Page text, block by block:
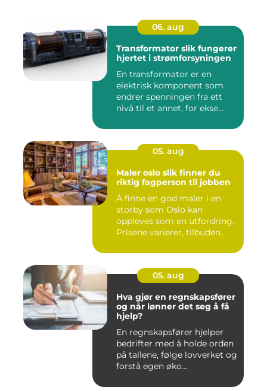
06. aug
Transformator slik fungerer
hjertet i strømforsyningen
En transformator er en
elektrisk komponent som
endrer spenningen fra ett
nivå til et annet, for ekse...
05. aug
Maler oslo slik finner du
riktig fagperson til jobben
Å finne en god maler i en
storby som Oslo kan
oppleves som en utfordring.
Prisene varierer, tilbuden...
05. aug
Hva gjør en regnskapsfører
og når lønner det seg å få
hjelp?
En regnskapsfører hjelper
bedrifter med å holde orden
på tallene, følge lovverket og
forstå egen øko...